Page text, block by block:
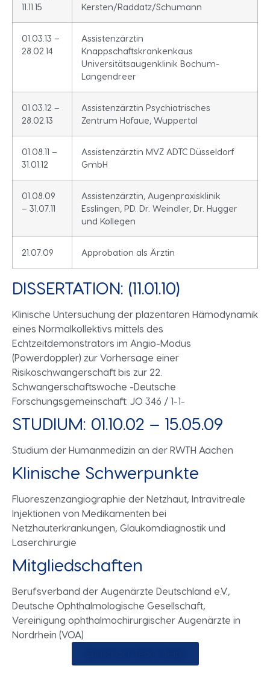
11.11.15
Kersten/Raddatz/Schumann
01.03.13 –
28.02.14
Assistenzärztin
Knappschaftskrankenkaus
Universitätsaugenklinik Bochum-
Langendreer
01.03.12 –
28.02.13
Assistenzärztin Psychiatrisches
Zentrum Hofaue, Wuppertal
01.08.11 –
31.01.12
Assistenzärztin MVZ ADTC Düsseldorf
GmbH
01.08.09
– 31.07.11
Assistenzärztin, Augenpraxisklinik
Esslingen, PD. Dr. Weindler, Dr. Hugger
und Kollegen
21.07.09 Approbation als Ärztin
DISSERTATION: (11.01.10)
Klinische Untersuchung der plazentaren Hämodynamik
eines Normalkollektivs mittels des
Echtzeitdemonstrators im Angio-Modus
(Powerdoppler) zur Vorhersage einer
Risikoschwangerschaft bis zur 22.
Schwangerschaftswoche -Deutsche
Forschungsgemeinschaft: JO 346 / 1-1-
STUDIUM: 01.10.02 – 15.05.09
Studium der Humanmedizin an der RWTH Aachen
Klinische Schwerpunkte
Fluoreszenzangiographie der Netzhaut, Intravitreale
Injektionen von Medikamenten bei
Netzhauterkrankungen, Glaukomdiagnostik und
Laserchirurgie
Mitgliedschaften
Berufsverband der Augenärzte Deutschland e.V.,
Deutsche Ophthalmologische Gesellschaft,
Vereinigung ophthalmochirurgischer Augenärzte in
Nordrhein (VOA)